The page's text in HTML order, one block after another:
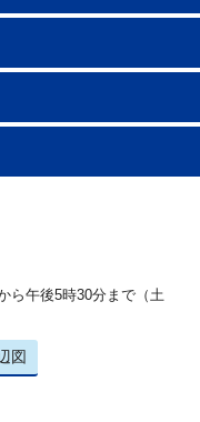
ら午後5時30分まで（土
図